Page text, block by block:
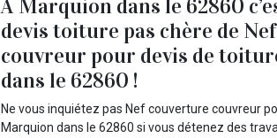
À Marquion dans le 62860
devis toiture pas chère de
couvreur pour devis de
dans le 62860 !
Ne vous inquiétez pas Nef couverture couvreur
Marquion dans le 62860 si vous détenez des